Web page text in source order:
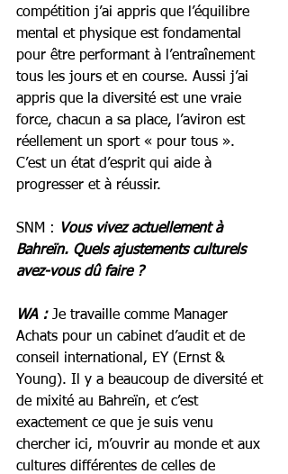
compétition j’ai appris que l’équilibre
mental et physique est fondamental
pour être performant à l’entraînement
tous les jours et en course. Aussi j’ai
appris que la diversité est une vraie
force, chacun a sa place, l’aviron est
réellement un sport « pour tous ».
C’est un état d’esprit qui aide à
progresser et à réussir.
SNM :
Vous vivez actuellement à
Bahreïn. Quels ajustements culturels
avez-vous dû faire ?
WA : Je travaille comme Manager
Achats pour un cabinet d’audit et de
conseil international, EY (Ernst &
Young). Il y a beaucoup de diversité et
de mixité au Bahreïn, et c’est
exactement ce que je suis venu
chercher ici, m’ouvrir au monde et aux
cultures différentes de celles de